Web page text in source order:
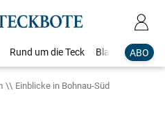
ABO
Rund um die Teck Blaulicht
Einblicke in Bohnau-Süd